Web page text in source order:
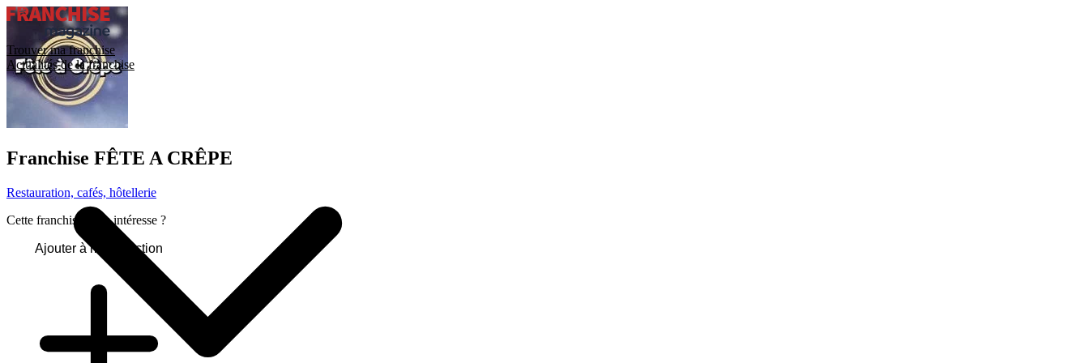
Trouver ma franchise
Actualités de la franchise
Franchise FÊTE A CRÊPE
Restauration, cafés, hôtellerie
Cette franchise vous intéresse ?
Ajouter à ma sélection